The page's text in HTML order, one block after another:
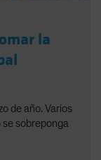
la
de año. Varios
sobreponga